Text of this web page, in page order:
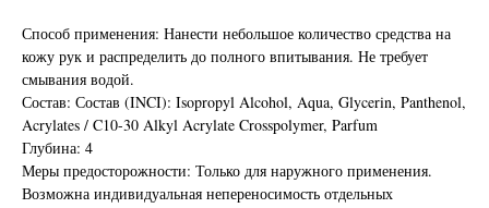
Способ применения: Нанести небольшое количество средства на
кожу рук и распределить до полного впитывания. Не требует
смывания водой.
Состав: Состав (INCI): Isopropyl Alcohol, Aqua, Glycerin, Panthenol,
Acrylates / C10-30 Alkyl Acrylate Crosspolymer, Parfum
Глубина: 4
Меры предосторожности: Только для наружного применения.
Возможна индивидуальная непереносимость отдельных